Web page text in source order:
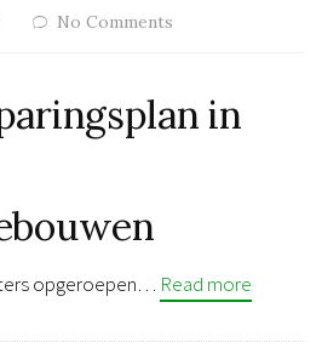
No Comments
in
opgeroepen… Read more